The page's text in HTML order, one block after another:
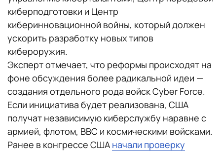
киберподготовки и Центр
киберинновационной войны, который должен
ускорить разработку новых типов
кибероружия.
Эксперт отмечает, что реформы происходят на
фоне обсуждения более радикальной идеи —
создания отдельного рода войск Cyber Force.
Если инициатива будет реализована, США
получат независимую киберслужбу наравне с
армией, флотом, ВВС и космическими войсками.
Ранее в конгрессе США начали проверку